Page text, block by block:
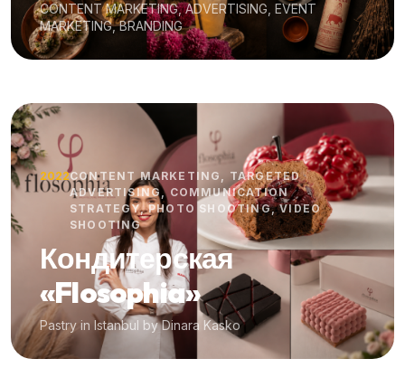
CONTENT MARKETING, ADVERTISING, EVENT
MARKETING, BRANDING
2022CONTENT MARKETING, TARGETED
ADVERTISING, COMMUNICATION
STRATEGY, PHOTO SHOOTING, VIDEO
SHOOTING
Кондитерская
«Flosophia»
Pastry in Istanbul by Dinara Kasko